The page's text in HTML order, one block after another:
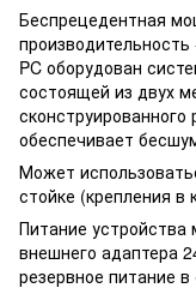
Беспрецедентная
PC оборудован
состоящей из двух
обеспечивает
Может
стойке (крепления в
Питание
внешнего адаптера
резервное питание